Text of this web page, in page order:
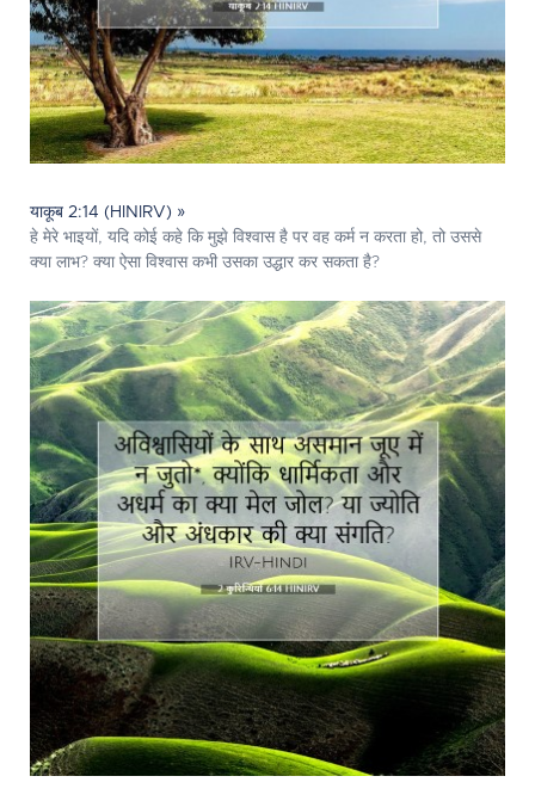
याकूब 2:14 (HINIRV) »
हे मेरे भाइयों, यदि कोई कहे कि मुझे विश्वास है पर वह कर्म न करता हो, तो उससे
क्या लाभ? क्या ऐसा विश्वास कभी उसका उद्धार कर सकता है?